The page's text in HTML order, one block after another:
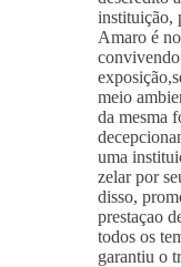
instituição,
Amaro é
meio
da mesma
uma
zelar por
disso,
prestaçao
todos os
garantiu o